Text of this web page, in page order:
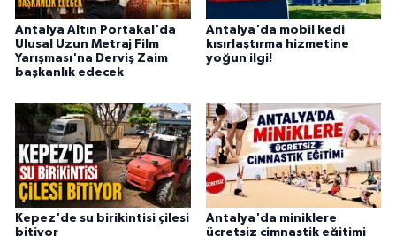
Antalya Altın Portakal'da
Ulusal Uzun Metraj Film
Yarışması'na Derviş Zaim
başkanlık edecek
Antalya'da mobil kedi
kısırlaştırma hizmetine
yoğun ilgi!
Kepez'de su birikintisi çilesi
bitiyor
Antalya'da miniklere
ücretsiz cimnastik eğitimi